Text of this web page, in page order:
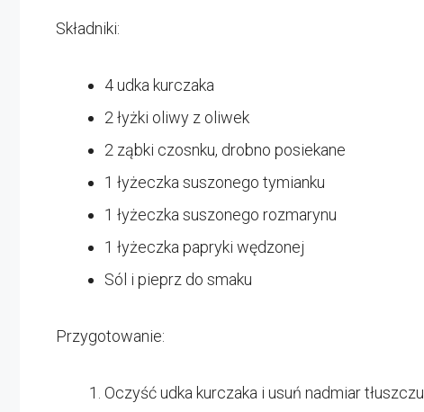
Składniki:
4 udka kurczaka
2 łyżki oliwy z oliwek
2 ząbki czosnku, drobno posiekane
1 łyżeczka suszonego tymianku
1 łyżeczka suszonego rozmarynu
1 łyżeczka papryki wędzonej
Sól i pieprz do smaku
Przygotowanie:
Oczyść udka kurczaka i usuń nadmiar tłuszczu.